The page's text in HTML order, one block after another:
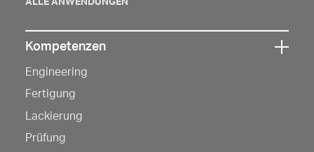
Klicken
Sie
hier,
um
die
Kompetenzen
Engineering
Fertigung
Lackierung
Prüfung